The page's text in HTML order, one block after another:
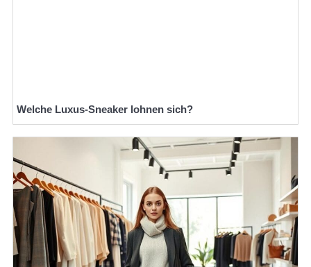
Welche Luxus-Sneaker lohnen sich?